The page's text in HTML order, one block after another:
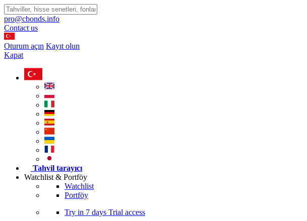
pro@cbonds.info
Contact us
Oturum açın Kayıt olun
Kapat
Tahvil tarayıcı
Watchlist & Portföy
Watchlist
Portföy
Try in 7 days Trial access